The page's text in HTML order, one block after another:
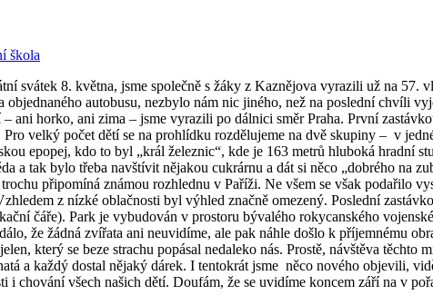
škola
svátek 8. května, jsme společně s žáky z Kaznějova vyrazili už na
objednaného autobusu, nezbylo nám nic jiného, než na poslední chvíli
ani horko, ani zima – jsme vyrazili po dálnici směr Praha. První
velký počet dětí se na prohlídku rozdělujeme na dvě skupiny – v
epopej, kdo to byl „král železnic“, kde je 163 metrů hluboká hradní
a tak bylo třeba navštívit nějakou cukrárnu a dát si něco „dobrého na
připomíná známou rozhlednu v Paříži. Ne všem se však podařilo
z nízké oblačnosti byl výhled značně omezený. Poslední
čáře). Park je vybudován v prostoru bývalého rokycanského
že žádná zvířata ani neuvidíme, ale pak náhle došlo k příjemnému
který se beze strachu popásal nedaleko nás. Prostě, návštěva těchto
a každý dostal nějaký dárek. I tentokrát jsme něco nového objevili,
i chování všech našich dětí. Doufám, že se uvidíme koncem září na v